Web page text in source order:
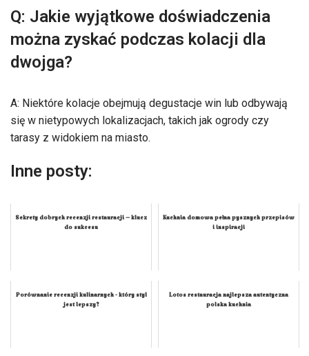
Q: Jakie wyjątkowe doświadczenia
można zyskać podczas kolacji dla
dwojga?
A: Niektóre kolacje obejmują degustacje win lub odbywają
się w nietypowych lokalizacjach, takich jak ogrody czy
tarasy z widokiem na miasto.
Inne posty:
Sekrety dobrych recenzji restauracji – klucz
do sukcesu
Kuchnia domowa pełna pysznych przepisów
i inspiracji
Porównanie recenzji kulinarnych - który styl
jest lepszy?
Lotos restauracja najlepsza autentyczna
polska kuchnia